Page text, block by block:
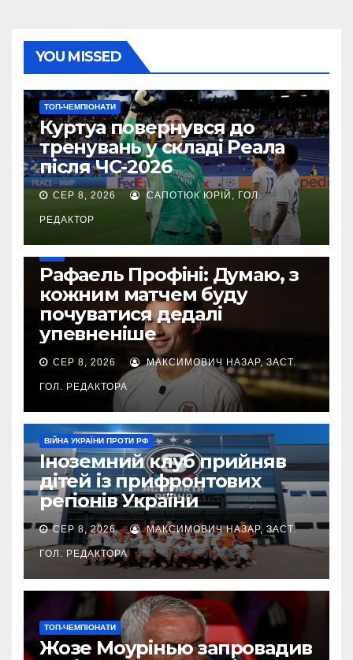
YOU MISSED
ТОП-ЧЕМПІОНАТИ
Куртуа повернувся до
тренувань у складі Реала
після ЧС-2026
СЕР 8, 2026 САПОТЮК ЮРІЙ, ГОЛ.
РЕДАКТОР
Рафаель Профіні: Думаю, з
кожним матчем буду
почуватися дедалі
упевненіше
СЕР 8, 2026 МАКСИМОВИЧ НАЗАР, ЗАСТ.
ГОЛ. РЕДАКТОРА
ВІЙНА УКРАЇНИ ПРОТИ РФ
Іноземний клуб прийняв
дітей із прифронтових
регіонів України
СЕР 8, 2026 МАКСИМОВИЧ НАЗАР, ЗАСТ.
ГОЛ. РЕДАКТОРА
ТОП-ЧЕМПІОНАТИ
Жозе Моурінью запровадив